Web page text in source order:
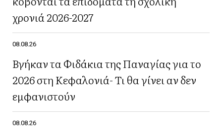
χρονιά 2026-2027
08.08.26
Βγήκαν τα Φιδάκια της Παναγίας για το
2026 στη Κεφαλονιά- Τι θα γίνει αν δεν
εμφανιστούν
08.08.26